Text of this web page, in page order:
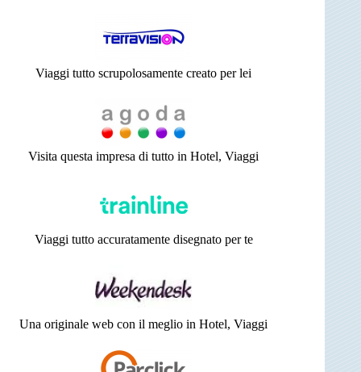
Viaggi tutto scrupolosamente creato per lei
Visita questa impresa di tutto in Hotel, Viaggi
Viaggi tutto accuratamente disegnato per te
Una originale web con il meglio in Hotel, Viaggi